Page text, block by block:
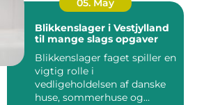
05. May
Blikkenslager i Vestjylland
til mange slags opgaver
Blikkenslager faget spiller en
vigtig rolle i
vedligeholdelsen af danske
huse, sommerhuse og